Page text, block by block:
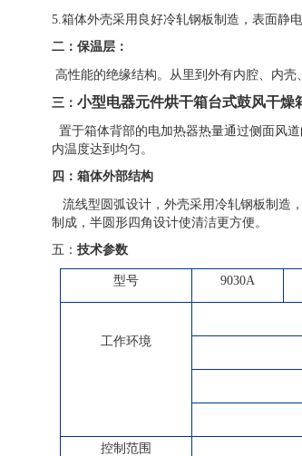
5.箱体外壳采用良好冷轧钢板制造，表面静电
二：保温层：
高性能的绝缘结构。从里到外有内腔、内
三： 小型电器元件烘干箱台式鼓风干燥
置于箱体背部的电加热器热量通过侧面风
内温度达到均匀。
四：箱体外部结构
流线型圆弧设计，外壳采用冷轧钢板制造
制成，半圆形四角设计使清洁更方便。
五： 技术参数
型号 9030A
工作环境
控制范围